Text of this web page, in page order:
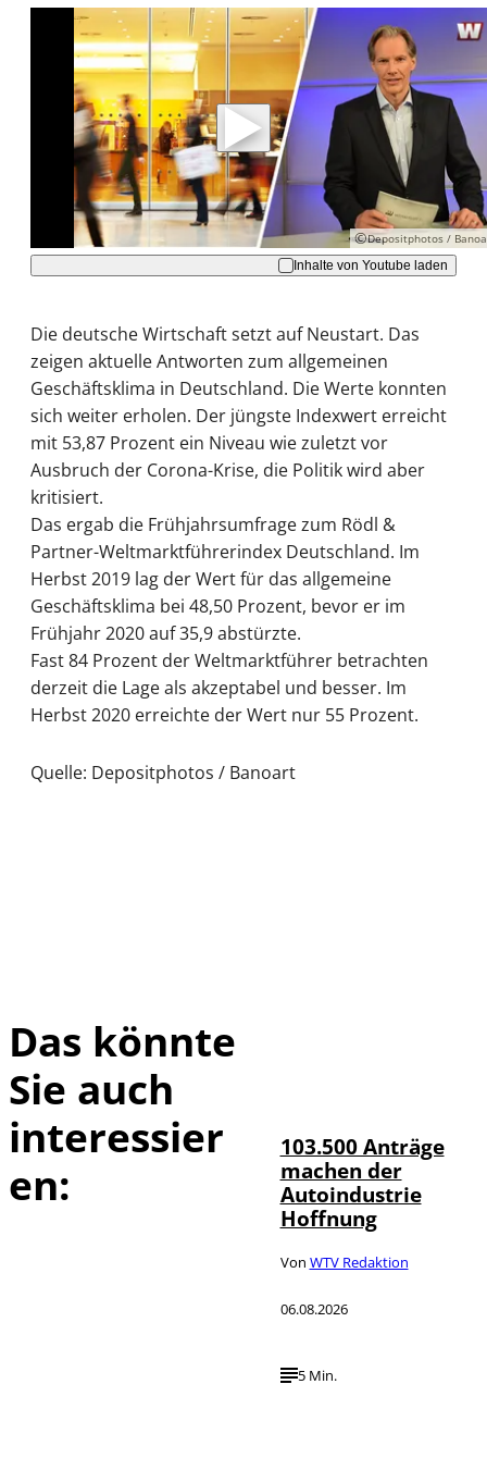
©Depositphotos /
Mit der Wiedergabe dieses Videos werden
Daten an Youtube übertragen.
Hinweise dazu erhalten Sie in derDatenschutzerklärung
Akzeptieren
Inhalte von Youtube laden
Die deutsche Wirtschaft setzt auf Neustart. Das
zeigen aktuelle Antworten zum allgemeinen
Geschäftsklima in Deutschland. Die Werte konnten
sich weiter erholen. Der jüngste Indexwert erreicht
mit 53,87 Prozent ein Niveau wie zuletzt vor
Ausbruch der Corona-Krise, die Politik wird aber
kritisiert.
Das ergab die Frühjahrsumfrage zum Rödl &
Partner-Weltmarktführerindex Deutschland. Im
Herbst 2019 lag der Wert für das allgemeine
Geschäftsklima bei 48,50 Prozent, bevor er im
Frühjahr 2020 auf 35,9 abstürzte.
Fast 84 Prozent der Weltmarktführer betrachten
derzeit die Lage als akzeptabel und besser. Im
Herbst 2020 erreichte der Wert nur 55 Prozent.
Quelle: Depositphotos / Banoart
Das könnte
Sie auch
interessier
en:
103.500 Anträge
machen der
Autoindustrie
Hoffnung
Von WTV Redaktion
06.08.2026
5 Min.